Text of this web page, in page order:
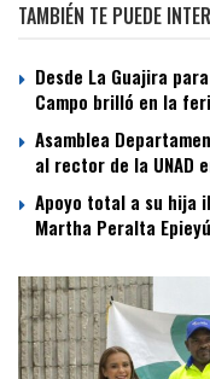
TAMBIÉN TE PUEDE
Desde La Guajira
Campo brilló en la
Asamblea
al rector de la UNAD
Apoyo total a su hija
Martha Peralta